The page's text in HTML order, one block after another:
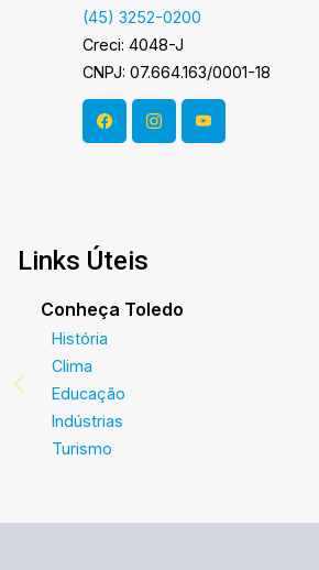
(45) 3252-0200
Creci: 4048-J
CNPJ: 07.664.163/0001-18
Links Úteis
Conheça Toledo
História
Clima
Educação
Indústrias
Turismo